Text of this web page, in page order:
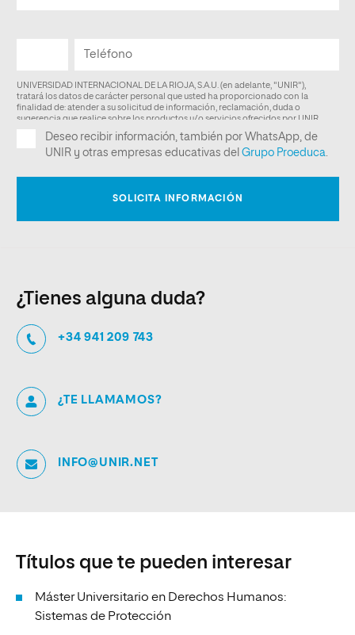
¿Tienes alguna duda?
+34 941 209 743
¿TE LLAMAMOS?
INFO@UNIR.NET
Títulos que te pueden interesar
Máster Universitario en Derechos Humanos:
Sistemas de Protección